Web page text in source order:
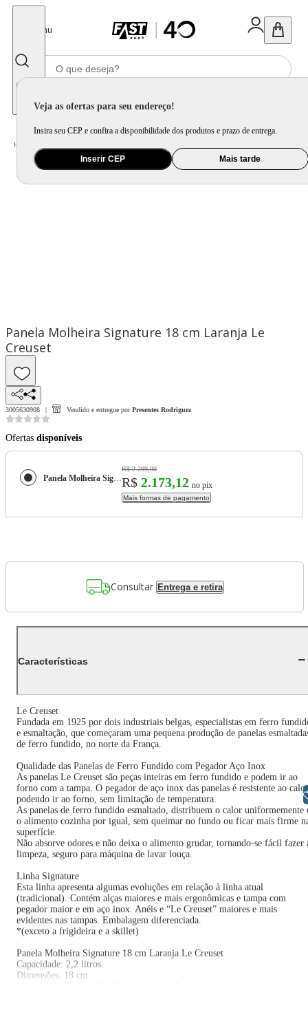
Menu
Veja as ofertas para seu endereço!
Insira seu CEP e confira a disponibilidade dos produtos e prazo de entrega.
Inserir CEP Mais tarde
Home
Panela Molheira Signature 18 cm Laranja Le
Creuset
3005630908 Vendido e entregue por Presentes Rodriguez
Ofertas disponíveis
Panela Molheira Signature 18 cm Laranja Le Creuset
R$ 2.299,00
R$ 2.173,12 no pix
Mais formas de pagamento
Consultar Entrega e retira
Características
Le Creuset
Fundada em 1925 por dois industriais belgas, especialistas em ferro
e esmaltação, que começaram uma pequena produção de panelas
de ferro fundido, no norte da França.
Qualidade das Panelas de Ferro Fundido com Pegador Aço Inox
As panelas Le Creuset são peças inteiras em ferro fundido e podem ir ao
forno com a tampa. O pegador de aço inox das panelas é resistente ao
podendo ir ao forno, sem limitação de temperatura.
As panelas de ferro fundido esmaltado, distribuem o calor uniformemente
o alimento cozinha por igual, sem queimar no fundo ou ficar mais firme
superfície.
Não absorve odores e não deixa o alimento grudar, tornando-se fácil fazer
limpeza, seguro para máquina de lavar louça.
Linha Signature
Esta linha apresenta algumas evoluções em relação à linha atual
(tradicional). Contém alças maiores e mais ergonômicas e tampa com
pegador maior e em aço inox. Anéis e “Le Creuset” maiores e mais
evidentes nas tampas. Embalagem diferenciada.
*(exceto a frigideira e a skillet)
Panela Molheira Signature 18 cm Laranja Le Creuset
Capacidade: 2,2 litros
Dimensões: 18 cm
Libras